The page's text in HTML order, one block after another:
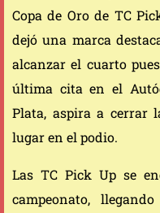
Copa de Oro de TC
dejó una marca
alcanzar el cuarto
última cita en el
Plata, aspira a cerrar
lugar en el podio.
Las TC Pick Up se
campeonato,